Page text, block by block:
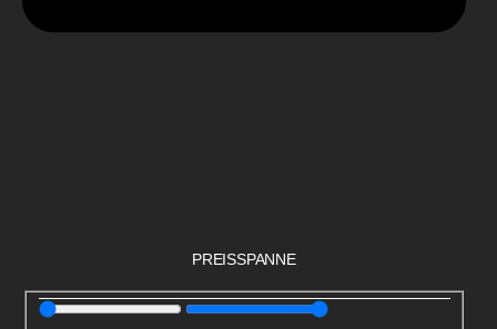
PREISSPANNE